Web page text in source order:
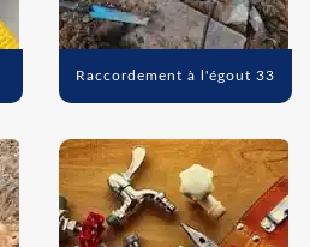
Raccordement à l'égout 33